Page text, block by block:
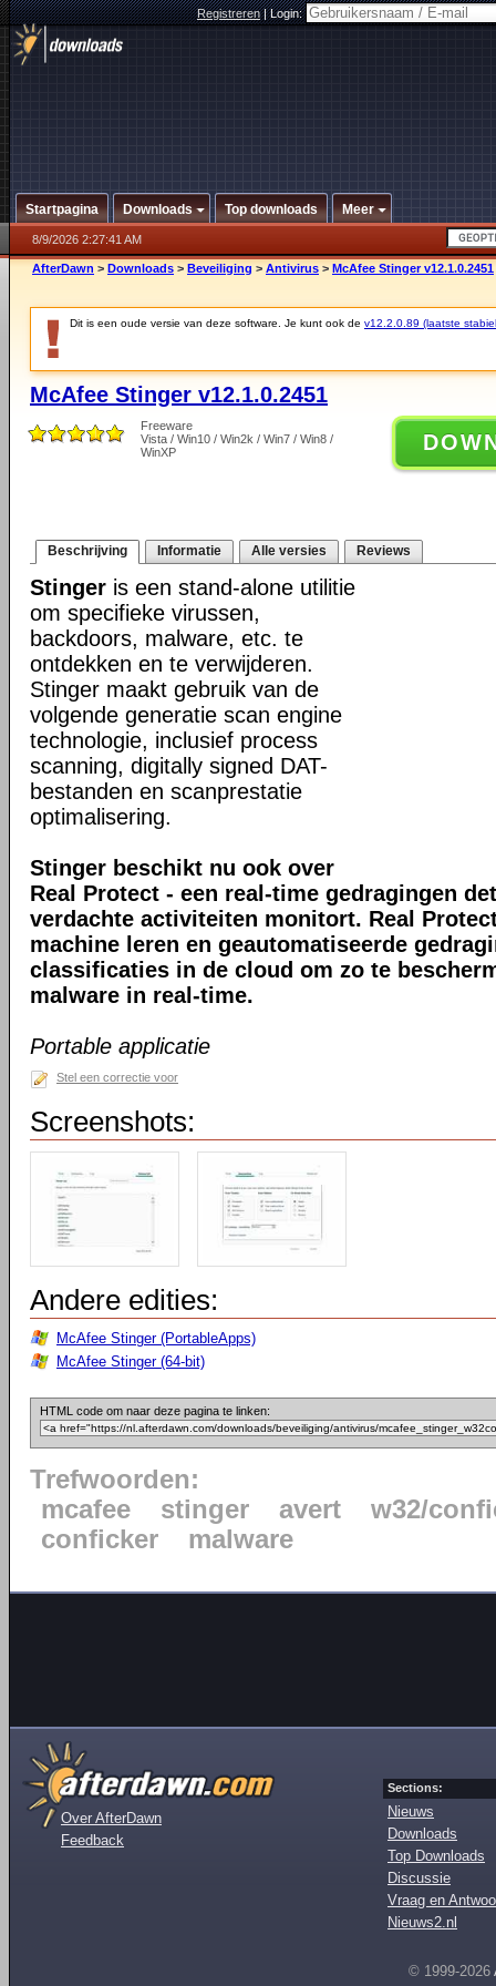
Registreren|Login:
Startpagina Downloads Top downloads Meer
8/9/2026 2:27:41 AM
AfterDawn > Downloads > Beveiliging > Antivirus > McAfee Stinger v12.1.0.2451
Dit is een oude versie van deze software. Je kunt ook de v12.2.0.89 (laatste
McAfee Stinger v12.1.0.2451
Freeware
Vista / Win10 / Win2k / Win7 / Win8 /
WinXP
Beschrijving Informatie Alle versies Reviews
Stinger is een stand-alone utilitie
om specifieke virussen,
backdoors, malware, etc. te
ontdekken en te verwijderen.
Stinger maakt gebruik van de
volgende generatie scan engine
technologie, inclusief process
scanning, digitally signed DAT-
bestanden en scanprestatie
optimalisering.
Stinger beschikt nu ook over
Real Protect - een real-time gedragingen
verdachte activiteiten monitort. Real
machine leren en geautomatiseerde
classificaties in de cloud om zo te
malware in real-time.
Portable applicatie
Stel een correctie voor
Screenshots:
Andere edities:
McAfee Stinger (PortableApps)
McAfee Stinger (64-bit)
HTML code om naar deze pagina te linken:
Trefwoorden:
mcafee
stinger avert
w32/
conficker
malware
Over AfterDawn
Feedback
Sections:
Nieuws
Downloads
Top Downloads
Discussie
Vraag en
Nieuws2.nl
© 1999-2026